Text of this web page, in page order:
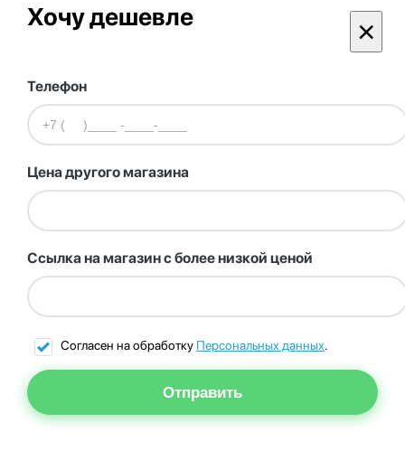
Хочу дешевле ×
Телефон
Цена другого магазина
Ссылка на магазин с более низкой ценой
Согласен на обработку Персональных данных.
Отправить